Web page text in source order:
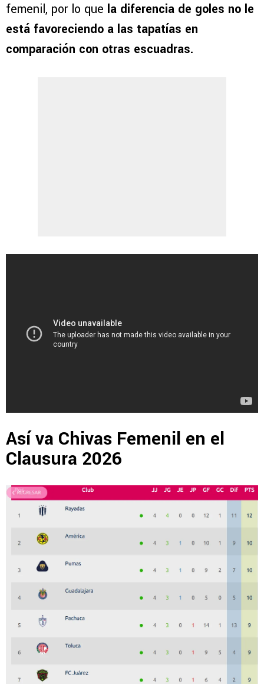
femenil, por lo que la diferencia de goles no le
está favoreciendo a las tapatías en
comparación con otras escuadras.
Así va Chivas Femenil en el
Clausura 2026